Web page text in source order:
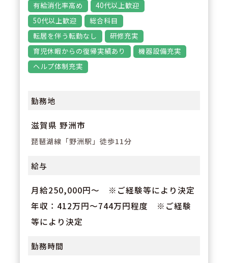
POINT3
【多様な研修制度】
薬剤師としての認定・専門資格取
得資格（例：外来がん治療認定薬
充実！
有給消化率高め
40代以上歓迎
50代以上歓迎
総合科目
転居を伴う転勤なし
研修充実
育児休暇からの復帰実績あり
機器設備充実
ヘルプ体制充実
勤務地
滋賀県 野洲市
琵琶湖線「野洲駅」徒歩11分
給与
月給250,000円～ ※ご経験等により決定
年収：412万円～744万円程度 ※ご経験
等により決定
勤務時間